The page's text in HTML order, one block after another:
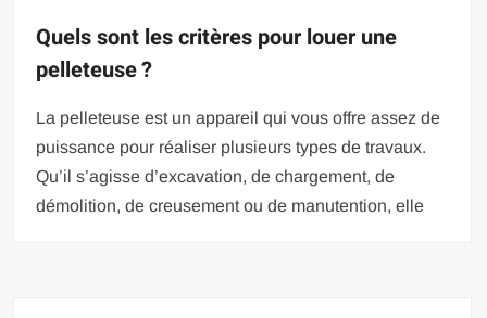
Quels sont les critères pour louer une
pelleteuse ?
La pelleteuse est un appareil qui vous offre assez de
puissance pour réaliser plusieurs types de travaux.
Qu’il s’agisse d’excavation, de chargement, de
démolition, de creusement ou de manutention, elle